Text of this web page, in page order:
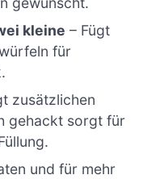
kleine – Fügt
für
zusätzlichen
gehackt sorgt für
und für mehr